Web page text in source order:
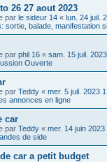
26 27 aout 2023
par le sideur 14 « lun. 24 juil.
sortie, balade, manifestation
par phil 16 « sam. 15 juil.
Ouverte
par Teddy « mer. 5 juil. 2023
annonces en ligne
car
par Teddy « mer. 14 juin 2023
de side
car a petit budget